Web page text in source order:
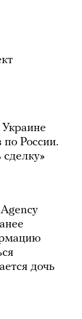
по России.
сделку»
дочь